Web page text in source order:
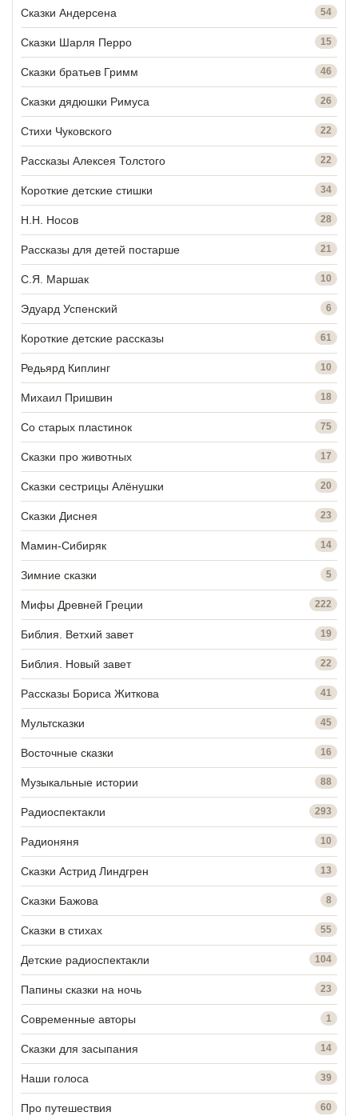
Сказки Андерсена 54
Сказки Шарля Перро 15
Сказки братьев Гримм 46
Сказки дядюшки Римуса 26
Стихи Чуковского 22
Рассказы Алексея Толстого 22
Короткие детские стишки 34
Н.Н. Носов 28
Рассказы для детей постарше 21
С.Я. Маршак 10
Эдуард Успенский 6
Короткие детские рассказы 61
Редьярд Киплинг 10
Михаил Пришвин 18
Со старых пластинок 75
Сказки про животных 17
Сказки сестрицы Алёнушки 20
Сказки Диснея 23
Мамин-Сибиряк 14
Зимние сказки 5
Мифы Древней Греции 222
Библия. Ветхий завет 19
Библия. Новый завет 22
Рассказы Бориса Житкова 41
Мультсказки 45
Восточные сказки 16
Музыкальные истории 88
Радиоспектакли 293
Радионяня 10
Сказки Астрид Линдгрен 13
Сказки Бажова 8
Сказки в стихах 55
Детские радиоспектакли 104
Папины сказки на ночь 23
Современные авторы 1
Сказки для засыпания 14
Наши голоса 39
Про путешествия 60